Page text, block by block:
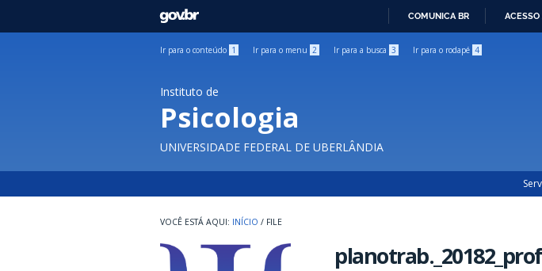
GOVBR
COMUNICA BR
Ir para o conteúdo 1 Ir para o menu 2 Ir para a busca 3 Ir para o rodapé 4
Instituto de
Psicologia
UNIVERSIDADE FEDERAL DE UBERLÂNDIA
INÍCIO / FILE